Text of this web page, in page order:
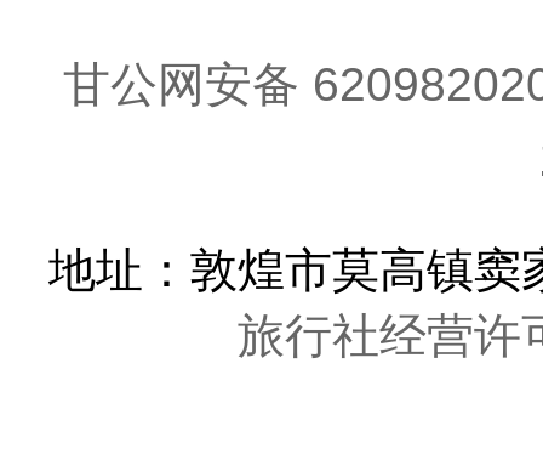
甘公网安备
地址：敦煌市莫高镇
旅行社经营许